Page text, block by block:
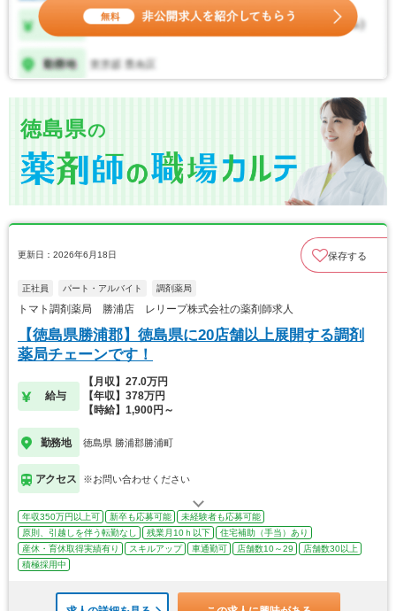
徳島県の
更新日：2026年6月18日 保存する
正社員 パート・アルバイト 調剤薬局
トマト調剤薬局 勝浦店 レリープ株式会社の薬剤師求人
【徳島県勝浦郡】徳島県に20店舗以上展開する調剤
薬局チェーンです！
給与
【月収】27.0万円
【年収】378万円
【時給】1,900円～
勤務地 徳島県 勝浦郡勝浦町
アクセス ※お問い合わせください
年収350万円以上可 新卒も応募可能
未経験者も応募可能
原則、引越しを伴う転勤なし
残業月10ｈ以下
住宅補助（手当）あり
産休・育休取得実績有り
スキルアップ 車通勤可 店舗数10～29
店舗数30以上
積極採用中